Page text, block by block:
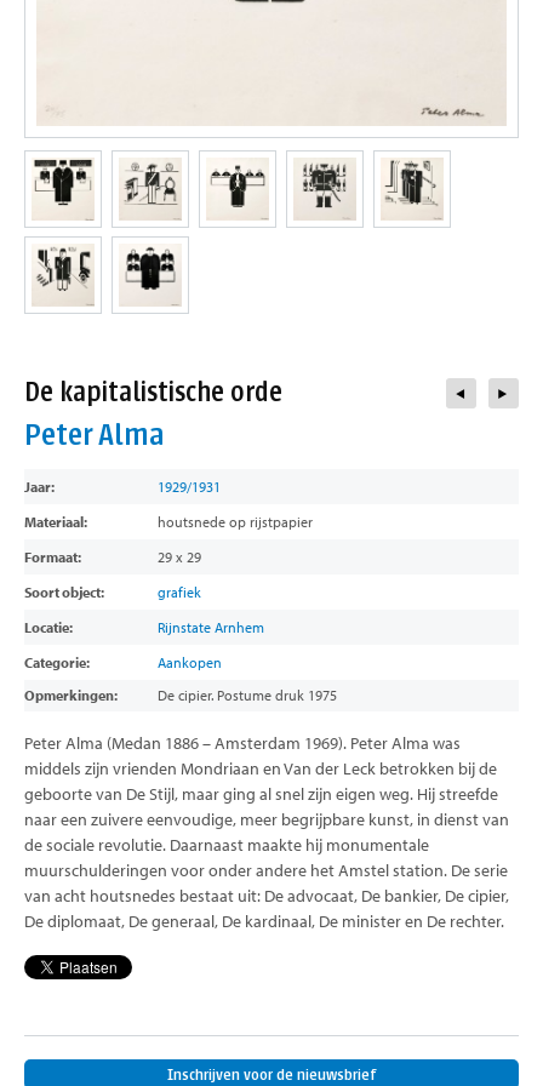
De kapitalistische orde
Peter Alma
Jaar:
1929/1931
Materiaal:
houtsnede op rijstpapier
Formaat:
29 x 29
Soort object:
grafiek
Locatie:
Rijnstate Arnhem
Categorie:
Aankopen
Opmerkingen:
De cipier. Postume druk 1975
Peter Alma (Medan 1886 – Amsterdam 1969). Peter Alma was
middels zijn vrienden Mondriaan en Van der Leck betrokken bij de
geboorte van De Stijl, maar ging al snel zijn eigen weg. Hij streefde
naar een zuivere eenvoudige, meer begrijpbare kunst, in dienst van
de sociale revolutie. Daarnaast maakte hij monumentale
muurschulderingen voor onder andere het Amstel station. De serie
van acht houtsnedes bestaat uit: De advocaat, De bankier, De cipier,
De diplomaat, De generaal, De kardinaal, De minister en De rechter.
Inschrijven voor de nieuwsbrief